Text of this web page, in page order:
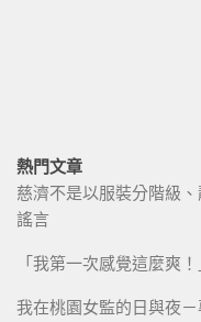
熱門文章
慈濟不是以服裝分階級
謠言
「我第一次感覺這麼爽
我在桃園女監的日與夜